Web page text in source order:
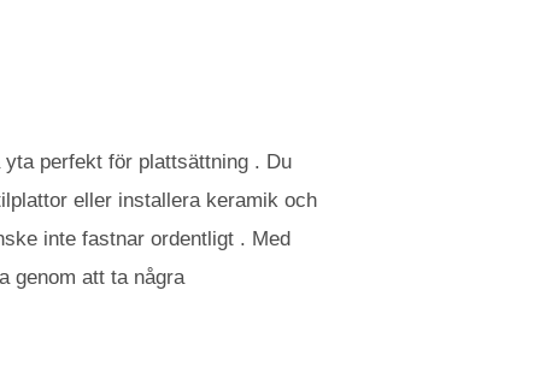
perfekt för plattsättning . Du
eller installera keramik och
inte fastnar ordentligt . Med
genom att ta några